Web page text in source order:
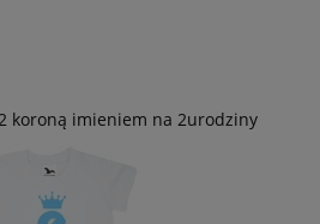
koroną imieniem na 2urodziny